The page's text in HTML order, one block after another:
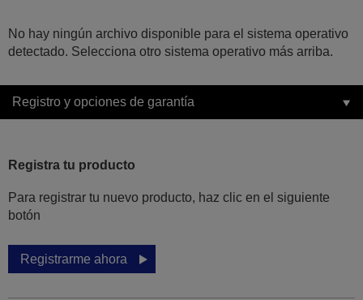
No hay ningún archivo disponible para el sistema operativo
detectado. Selecciona otro sistema operativo más arriba.
Registro y opciones de garantía
Registra tu producto
Para registrar tu nuevo producto, haz clic en el siguiente
botón
Registrarme ahora